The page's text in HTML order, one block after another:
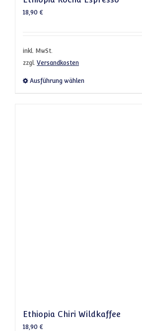
18,90 €
inkl. MwSt.
zzgl. Versandkosten
Ausführung wählen Dieses Produkt
Ethiopia Chiri Wildkaffee
18,90 €